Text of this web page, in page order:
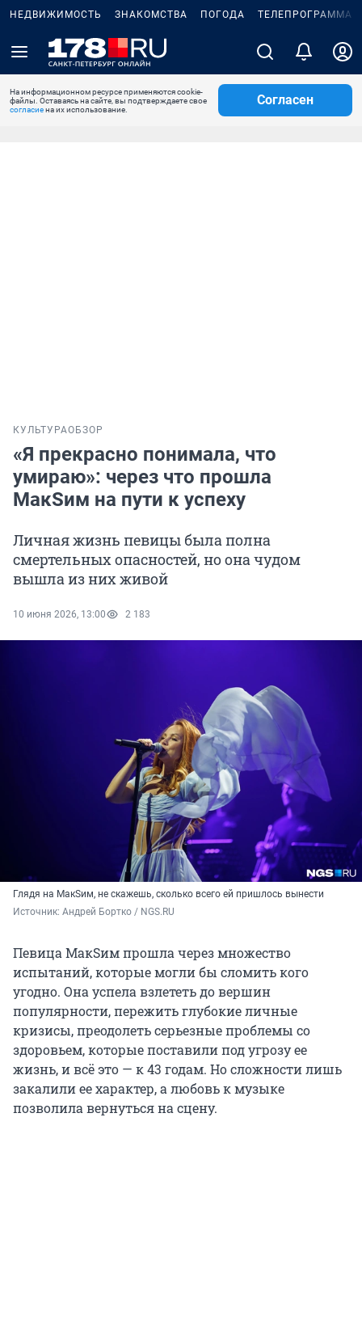
НЕДВИЖИМОСТЬ ЗНАКОМСТВА ПОГОДА ТЕЛЕПРОГРАММА
На информационном ресурсе применяются cookie-
файлы. Оставаясь на сайте, вы подтверждаете свое
согласиена их использование.
Согласен
КУЛЬТУРАОБЗОР
«Я прекрасно понимала, что
умираю»: через что прошла
МакSим на пути к успеху
Личная жизнь певицы была полна
смертельных опасностей, но она чудом
вышла из них живой
10 июня 2026, 13:00 2 183
Глядя на МакSим, не скажешь, сколько всего ей пришлось вынести
Источник: Андрей Бортко / NGS.RU
Певица МакSим прошла через множество
испытаний, которые могли бы сломить кого
угодно. Она успела взлететь до вершин
популярности, пережить глубокие личные
кризисы, преодолеть серьезные проблемы со
здоровьем, которые поставили под угрозу ее
жизнь, и всё это — к 43 годам. Но сложности лишь
закалили ее характер, а любовь к музыке
позволила вернуться на сцену.